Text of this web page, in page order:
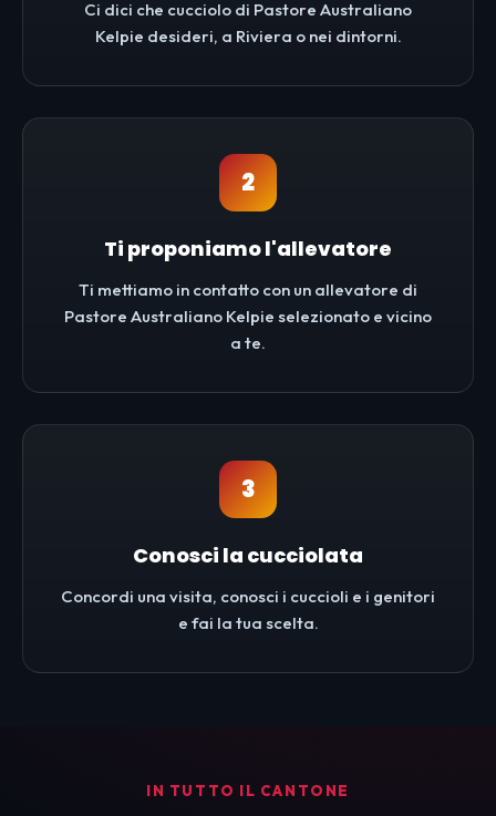
Ci dici che cucciolo di Pastore Australiano
Kelpie desideri, a Riviera o nei dintorni.
2
Ti proponiamo l'allevatore
Ti mettiamo in contatto con un allevatore di
Pastore Australiano Kelpie selezionato e vicino
a te.
3
Conosci la cucciolata
Concordi una visita, conosci i cuccioli e i genitori
e fai la tua scelta.
IN TUTTO IL CANTONE